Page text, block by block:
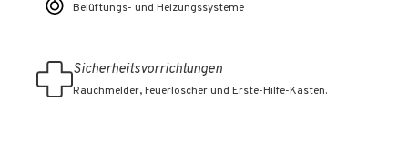
Belüftungs- und Heizungssysteme
Sicherheitsvorrichtungen
Rauchmelder, Feuerlöscher und Erste-Hilfe-Kasten.